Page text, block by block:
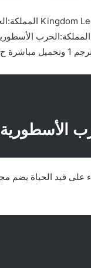
الأسطورية
قيد الحياة يضم